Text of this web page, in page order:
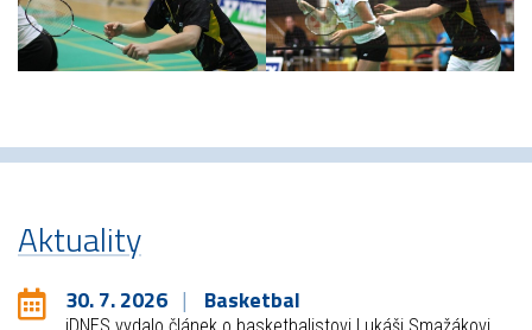
Aktuality
30. 7. 2026 Basketbal